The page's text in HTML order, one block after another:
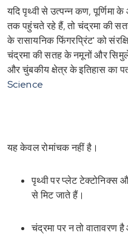
यदि पृथ्वी से उत्पन्न कण, पूर्णिमा
तक पहुंचते रहे हैं, तो चंद्रमा की
के रासायनिक फिंगरप्रिंट' को
चंद्रमा की सतह के नमूनों और
और चुंबकीय क्षेत्र के इतिहास का
Science
यह केवल रोमांचक नहीं है।
पृथ्वी पर प्लेट टेक्टोनिक्स
से मिट जाते हैं।
चंद्रमा पर न तो वातावरण